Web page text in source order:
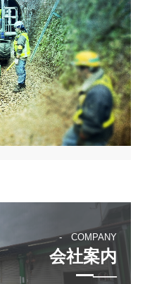
-　COMPANY
会社案内
━──